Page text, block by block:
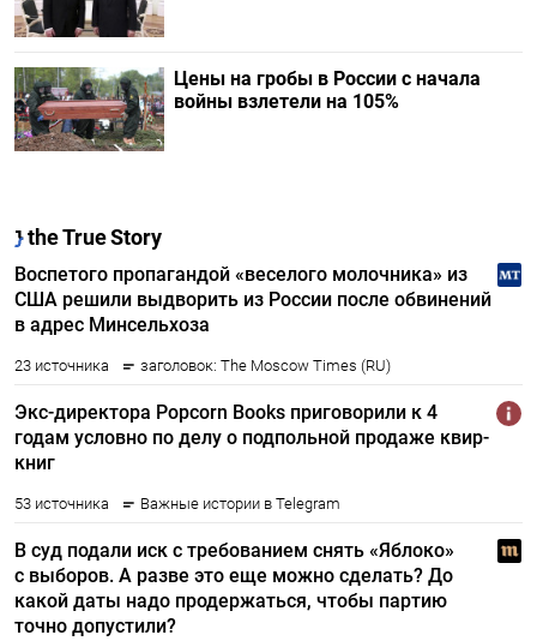
Цены на гробы в России с начала
войны взлетели на 105%